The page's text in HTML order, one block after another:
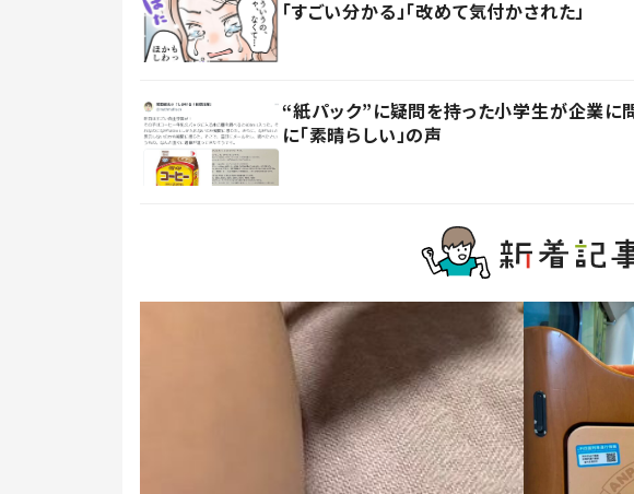
「すごい分かる」「改めて気付かされた」
“紙パック”に疑問を持った小学生が企業
に「素晴らしい」の声